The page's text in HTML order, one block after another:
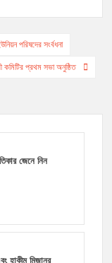
পরিষদের সংর্বধনা
কমিটির প্রথম সভা অনুষ্ঠিত
জেনে নিন
হাকীম মিজানুর